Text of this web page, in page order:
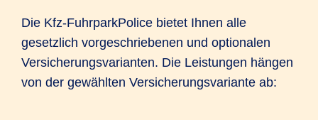
Die Kfz-FuhrparkPolice bietet Ihnen alle
gesetzlich vorgeschriebenen und optionalen
Versicherungsvarianten. Die Leistungen hängen
von der gewählten Versicherungsvariante ab: